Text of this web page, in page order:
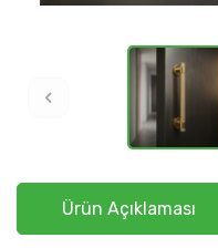
Ürün Açıklaması